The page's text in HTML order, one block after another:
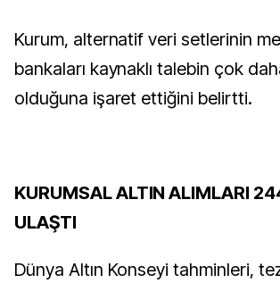
Kurum, alternatif veri setlerinin
bankaları kaynaklı talebin çok
olduğuna işaret ettiğini belirtti.
KURUMSAL ALTIN ALIMLARI
ULAŞTI
Dünya Altın Konseyi tahminleri,